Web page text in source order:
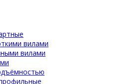
вилами
вилами